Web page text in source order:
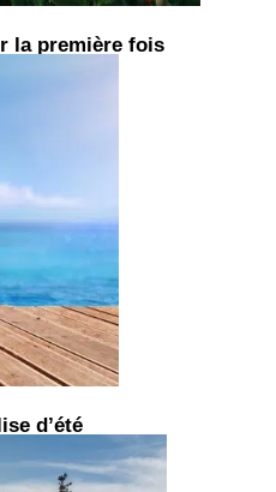
la première fois
d’été